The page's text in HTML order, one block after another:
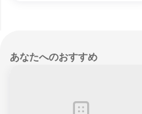
あなたへのおすすめ